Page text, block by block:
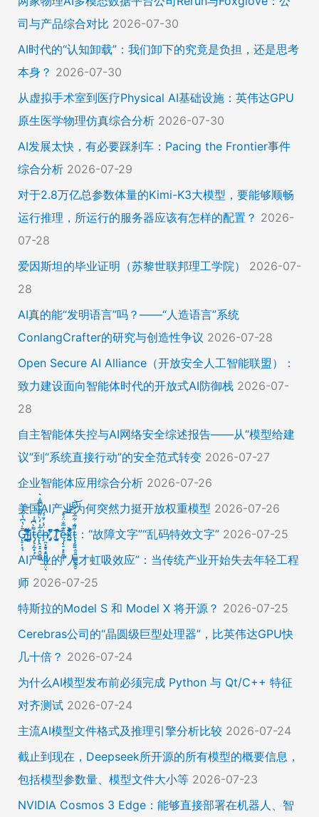
司与产品综合对比 2026-07-30
AI时代的“认知卸载”：我们卸下的究竟是负担，还是思考
本身？ 2026-07-30
从虚拟手术室到医疗Physical AI基础设施：英伟达GPU
原生医学物理仿真综合分析 2026-07-30
AI发展太快，有必要踩刹车：Pacing the Frontier事件
综合分析 2026-07-29
对于2.8万亿总参数体量的Kimi-K3大模型，要能够顺畅
运行推理，所运行的服务器应该有怎样的配置？ 2026-
07-28
爱因斯坦的毕业证明（苏黎世联邦理工学院）
2026-07-
28
AI真的能“发明语言”吗？——“人造语言”系统
ConlangCrafter的研究与创造性争议 2026-07-28
Open Secure AI Alliance（开放安全人工智能联盟）：
致力建设面向智能体时代的开放式AI防御栈 2026-07-
28
自主智能体失控与AI网络安全综述报告——从“模型给建
议”到“系统直接行动”的安全范式转变 2026-07-27
企业智能体应用综合分析 2026-07-26
美国AI产业为何突然力挺开放权重模型 2026-07-26
Ḡ̵̨̠͎̘͕̍̔͆̔͋͑͠ļ̸͍͈͉̞̊̑̃̉̔̍̾̈̚į̵̡̙̯͇̲̱̯̱̒͂͋̄t̴̡̢͕̰̟̙͌̀͆̐͑c̶̨̢̤̞̠̭̮̳̼̠̄͋͗̒̀̋͂͌̃͆͌͑͛ḩ̶̯͙̱̥̟̱̘͖̱̤͕̤̈́͑́̄̉́ͅ ̸̡̡̛̜̣̝̓̀͛̇̂̚T̸̗̞̰̪̤̭͙̹͆̽̌̀̾͝͝ę̴̡̣̠͙̙̱̼̬̣̑͊̅̐̈́̊͠͝͠x̴̪̫͎̓͗͐̃̄̐̀͋͛͐t̴̢̧͍͍̭̠͍̳͚̫̼̭̠̎̋͑͋̅̌͑̌̏͆͘̚͝：“故障文字”“乱码特效文字” 2026-07-25
AI产业的“人才虹吸效应”：当传统产业开始失去年轻工程
师 2026-07-25
特斯拉的Model S 和 Model X 将开源？ 2026-07-25
Cerebras公司的“晶圆级巨型处理器”，比英伟达GPU快
几十倍？ 2026-07-24
为什么AI模型发布前必须完成 Python 与 Qt/C++ 特征
对齐测试 2026-07-24
主流AI模型文件格式及推理引擎分析比较 2026-07-24
截止到现在，Deepseek所开源的所有模型的概要信息，
包括模型参数量、模型文件大小等 2026-07-23
NVIDIA Cosmos 3 Edge：能够直接部署在机器人、智